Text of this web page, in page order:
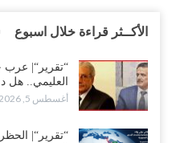
الأكــثر قراءة خلال اسبوع
“تقرير“| عرب
العليمي.. هل
أغسطس 5, 2026
“تقرير“|